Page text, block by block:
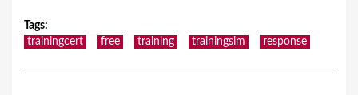
Tags:
trainingcert
free training trainingsim response